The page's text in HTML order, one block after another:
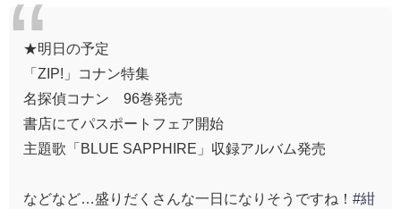
★明日の予定
「ZIP!」コナン特集
名探偵コナン 96巻発売
書店にてパスポートフェア開始
主題歌「BLUE SAPPHIRE」収録アルバム発売
などなど…盛りだくさんな一日になりそうですね！ #紺